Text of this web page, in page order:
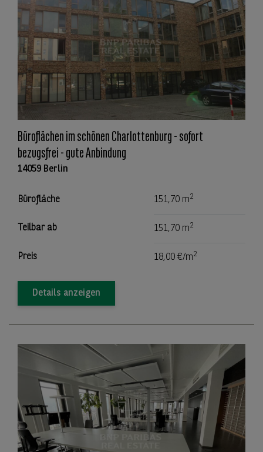
Büroflächen im schönen Charlottenburg - sofort
bezugsfrei - gute Anbindung
14059 Berlin
Bürofläche 151,70 m2
Teilbar ab 151,70 m2
Preis 18,00 €/m2
Details anzeigen